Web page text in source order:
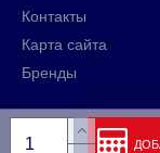
Контакты
Карта сайта
Бренды